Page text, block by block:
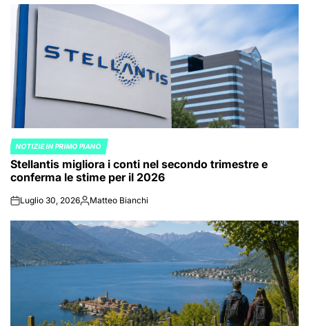
POSTED
IN
NOTIZIE IN PRIMO PIANO
Stellantis migliora i conti nel secondo trimestre e
conferma le stime per il 2026
onLuglio 30, 2026Posted
Matteo Bianchi